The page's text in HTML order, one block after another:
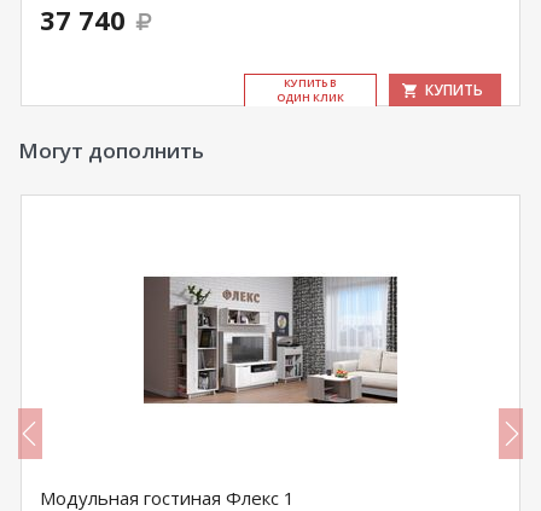
37 740
КУ­ПИТЬ В
ОДИН КЛИК
КУПИТЬ
Могут дополнить
Модульная гостиная Флекс 1